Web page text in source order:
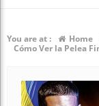
You are at : Home
Cómo Ver la Pelea